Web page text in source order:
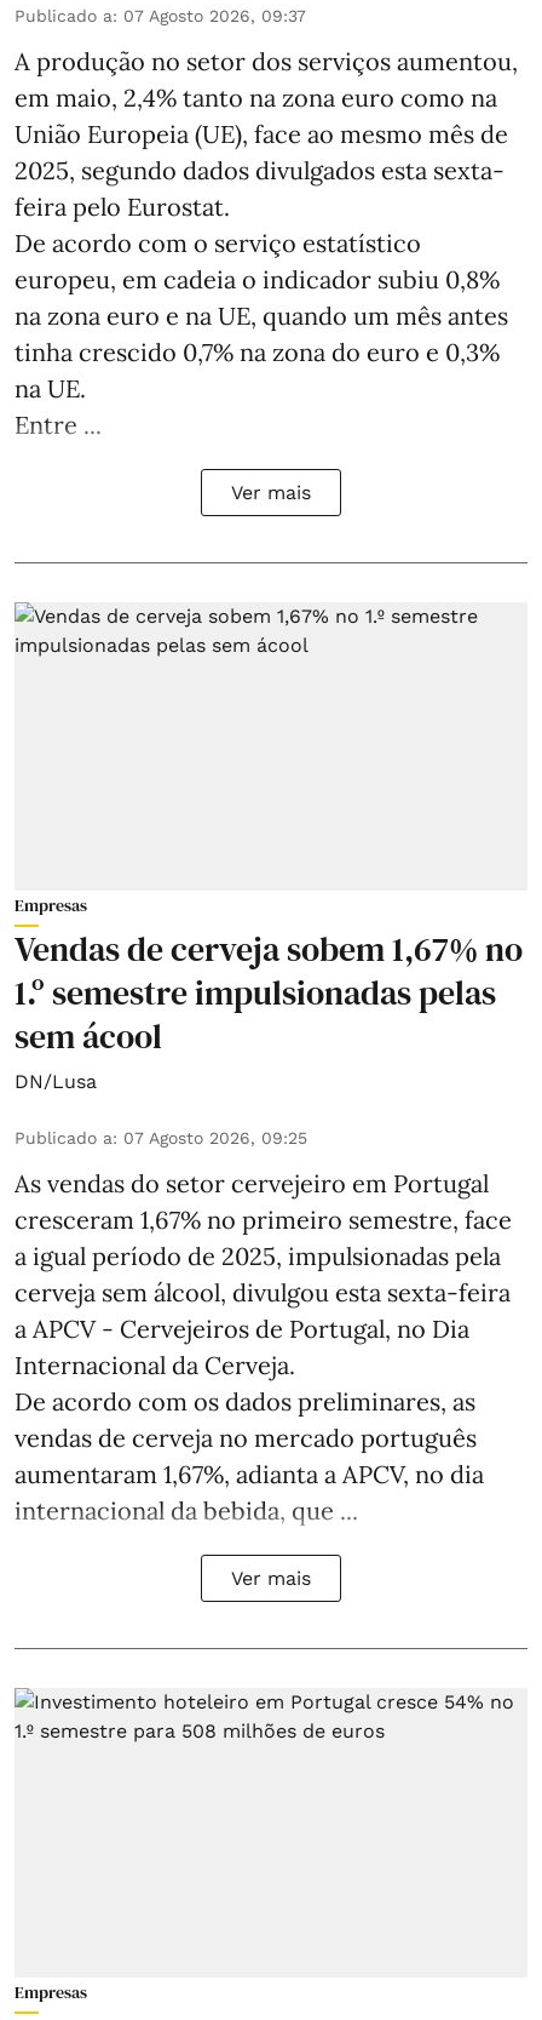
Publicado a: 07 Agosto 2026, 09:37
A produção no setor dos serviços aumentou,
em maio, 2,4% tanto na zona euro como na
União Europeia (UE), face ao mesmo mês de
2025, segundo dados divulgados esta sexta-
feira pelo Eurostat.
De acordo com o serviço estatístico
europeu, em cadeia o indicador subiu 0,8%
na zona euro e na UE, quando um mês antes
tinha crescido 0,7% na zona do euro e 0,3%
na UE.
Entre ...
Ver mais
Empresas
Vendas de cerveja sobem 1,67% no
1.º semestre impulsionadas pelas
sem ácool
DN/Lusa
Publicado a: 07 Agosto 2026, 09:25
As vendas do setor cervejeiro em Portugal
cresceram 1,67% no primeiro semestre, face
a igual período de 2025, impulsionadas pela
cerveja sem álcool, divulgou esta sexta-feira
a APCV - Cervejeiros de Portugal, no Dia
Internacional da Cerveja.
De acordo com os dados preliminares, as
vendas de cerveja no mercado português
aumentaram 1,67%, adianta a APCV, no dia
internacional da bebida, que ...
Ver mais
Empresas